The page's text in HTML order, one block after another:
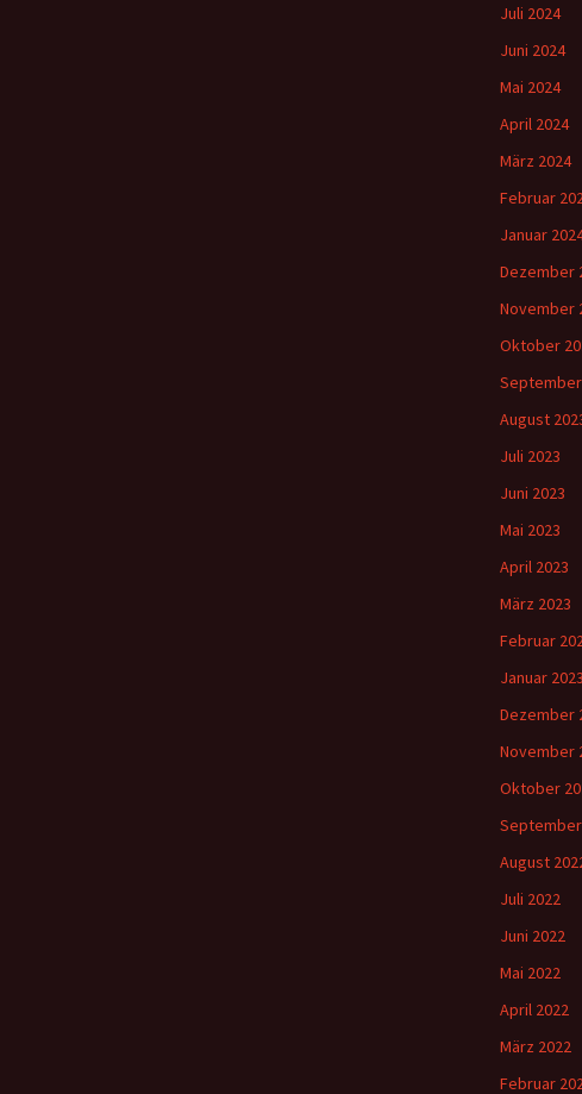
Juli 2024
Juni 2024
Mai 2024
April 2024
März 2024
Februar
Januar
Dezember
November
Oktober
September
August
Juli 2023
Juni 2023
Mai 2023
April 2023
März 2023
Februar
Januar 2023
Dezember
November
Oktober
August
Juli 2022
Juni 2022
Mai 2022
April 2022
März 2022
Februar